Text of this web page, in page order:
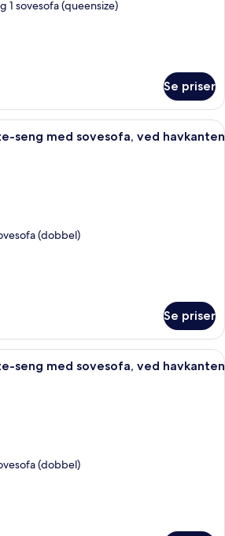
1 sovesofa (queensize)
Se priser
seng med sovesofa, ved havkanten
(dobbel)
Se priser
Suite – junior, 1 kingsize-seng med
seng med sovesofa, ved havkanten
(dobbel)